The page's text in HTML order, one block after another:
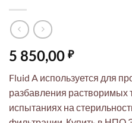
5 850,00 ₽
Fluid A используется для
разбавления растворимых
испытаниях на